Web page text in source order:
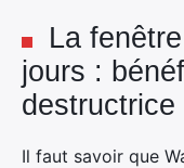
La
jours :
destructrice
Il faut savoir que